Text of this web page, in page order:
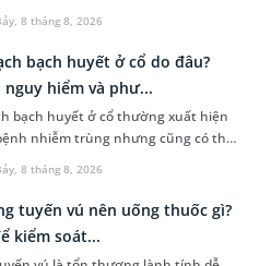
8 tháng 8, 2026
tiền hôn nhân. Qua thăm khám và
nghiệm chuyên sâu,...
8 tháng 8, 2026
bạch huyết ở cổ do đâu?
nguy hiểm và phư...
bạch huyết ở cổ thường xuất hiện
nhiễm trùng nhưng cũng có thể
đến lao hạch hoặc ung thư. Để tìm
nhân gây viêm,...
tuyến vú nên uống thuốc gì?
kiểm soát...